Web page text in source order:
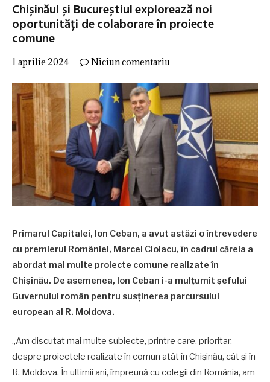
Chișinăul și Bucureștiul explorează noi
oportunități de colaborare în proiecte
comune
1 aprilie 2024 Niciun comentariu
Primarul Capitalei, Ion Ceban, a avut astăzi o întrevedere
cu premierul României, Marcel Ciolacu, în cadrul căreia a
abordat mai multe proiecte comune realizate în
Chișinău. De asemenea, Ion Ceban i-a mulțumit șefului
Guvernului român pentru susținerea parcursului
european al R. Moldova.
„Am discutat mai multe subiecte, printre care, prioritar,
despre proiectele realizate în comun atât în Chișinău, cât și în
R. Moldova. În ultimii ani, împreună cu colegii din România, am